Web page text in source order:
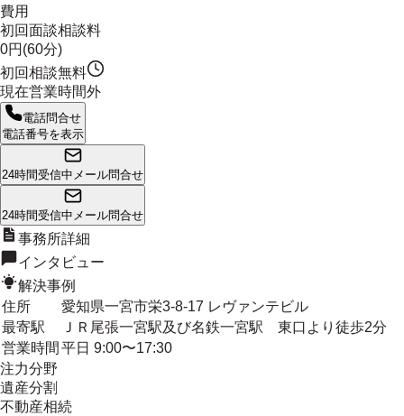
費用
初回面談相談料
0円(60分)
初回相談無料
現在営業時間外
電話問合せ
電話番号を表示
24時間受信中 メール問合せ
24時間受信中 メール問合せ
事務所詳細
インタビュー
解決事例
住所
愛知県一宮市栄3-8-17 レヴァンテビル
最寄駅
ＪＲ尾張一宮駅及び名鉄一宮駅 東口より徒歩2分
営業時間 平日 9:00〜17:30
注力分野
遺産分割
不動産相続